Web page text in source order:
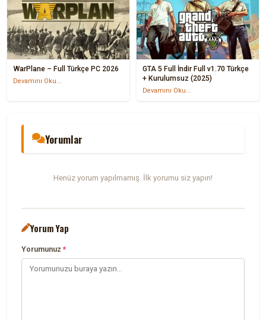
WarPlane – Full Türkçe PC 2026
Devamını Oku...
GTA 5 Full İndir Full v1.70 Türkçe
+ Kurulumsuz (2025)
Devamını Oku...
Yorumlar
Henüz yorum yapılmamış. İlk yorumu siz yapın!
Yorum Yap
Yorumunuz*